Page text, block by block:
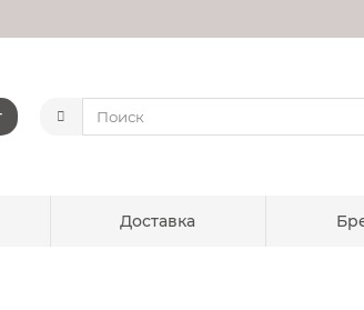
Доставка